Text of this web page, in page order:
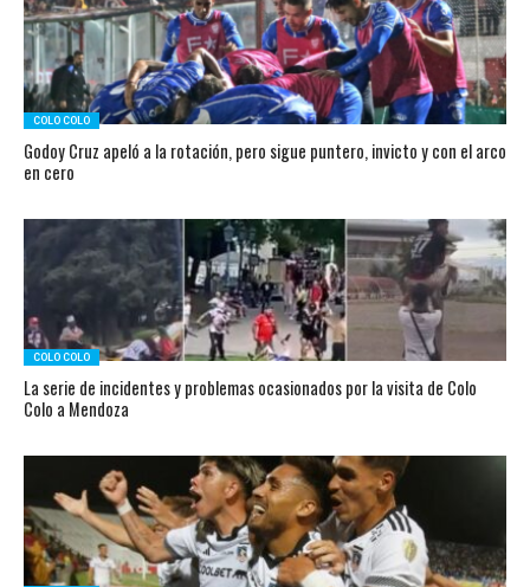
COLO COLO
Godoy Cruz apeló a la rotación, pero sigue puntero, invicto y con el arco
en cero
COLO COLO
La serie de incidentes y problemas ocasionados por la visita de Colo
Colo a Mendoza